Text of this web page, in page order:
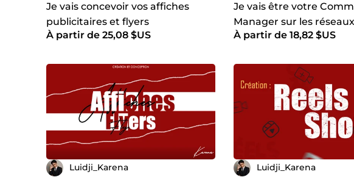
Je vais concevoir vos affiches
publicitaires et flyers
professionnels
À partir de 25,08 $US
Je vais être votre
Manager sur les
À partir de 18,82 $US
Luidji_Karena Luidji_Karena